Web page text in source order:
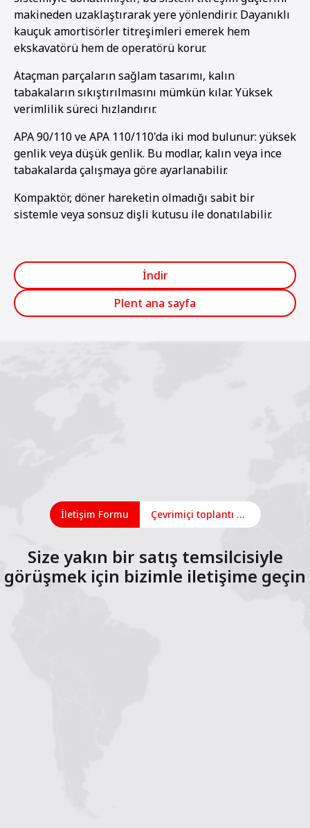
makineden uzaklaştırarak yere yönlendirir. Dayanıklı
kauçuk amortisörler titreşimleri emerek hem
ekskavatörü hem de operatörü korur.
Ataçman parçaların sağlam tasarımı, kalın
tabakaların sıkıştırılmasını mümkün kılar. Yüksek
verimlilik süreci hızlandırır.
APA 90/110 ve APA 110/110'da iki mod bulunur: yüksek
genlik veya düşük genlik. Bu modlar, kalın veya ince
tabakalarda çalışmaya göre ayarlanabilir.
Kompaktör, döner hareketin olmadığı sabit bir
sistemle veya sonsuz dişli kutusu ile donatılabilir.
İndir
Plent ana sayfa
İletişim Formu Çevrimiçi toplantı planlayın
Size yakın bir satış temsilcisiyle
görüşmek için bizimle iletişime geçin